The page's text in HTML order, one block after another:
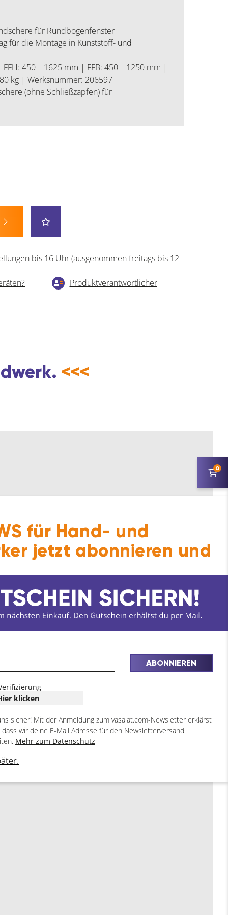
für Rundbogenfenster
für die Montage in Kunststoff- und
FFH: 450 – 1625 mm | FFB: 450 – 1250 mm |
kg | Werksnummer: 206597
(ohne Schließzapfen) für
bis 16 Uhr (ausgenommen freitags bis 12
Produktverantwortlicher
<<<
und Segmentbogenfenster wird der
der Anwendungsbereich FFH der
0
für Hand- und
jetzt abonnieren und
ABONNIEREN
klicken
sicher! Mit der Anmeldung zum vasalat.com-Newsletter erklärst
wir deine E-Mail Adresse für den Newsletterversand
Mehr zum Datenschutz